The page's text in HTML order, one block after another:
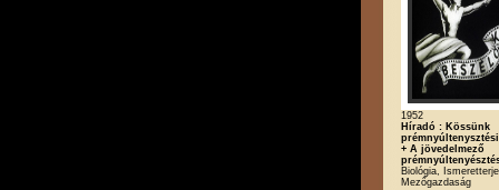
1952
Híradó : Kössünk
+ A jövedelmező
Biológia,
Mezőgazdaság